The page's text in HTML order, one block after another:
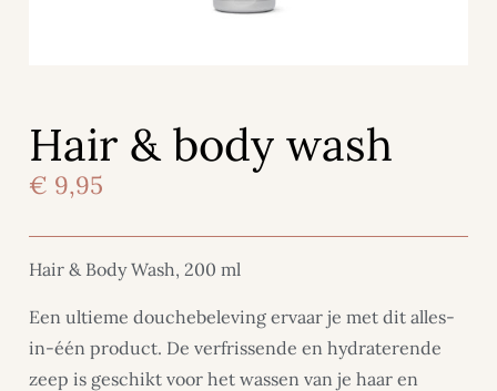
Hair & body wash
€ 9,95
Hair & Body Wash, 200 ml
Een ultieme douchebeleving ervaar je met dit alles-
in-één product. De verfrissende en hydraterende
zeep is geschikt voor het wassen van je haar en